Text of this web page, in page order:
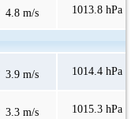
4.8 m/s 1013.8 hPa
3.9 m/s 1014.4 hPa
3.3 m/s 1015.3 hPa